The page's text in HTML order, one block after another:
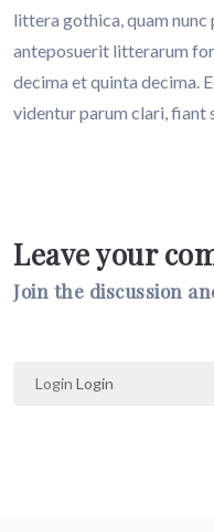
littera gothica, quam nunc
anteposuerit litterarum
decima et quinta decima.
videntur parum clari, fiant
Leave your
Join the discussion
Login Login